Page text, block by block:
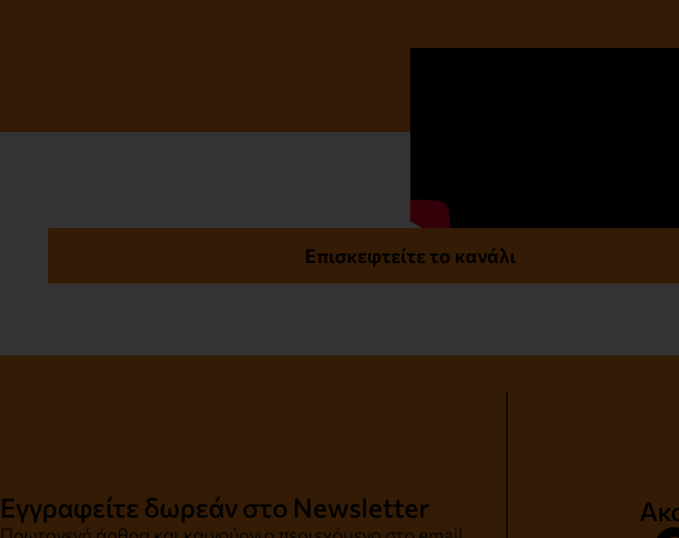
Επισκεφτείτε το κανάλι
Εγγραφείτε δωρεάν στο Newsletter